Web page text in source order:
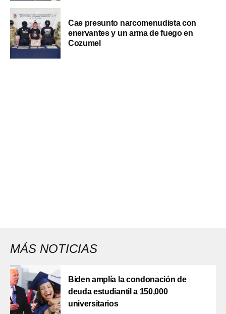
Cae presunto narcomenudista con
enervantes y un arma de fuego en
Cozumel
MÁS NOTICIAS
Biden amplía la condonación de
deuda estudiantil a 150,000
universitarios